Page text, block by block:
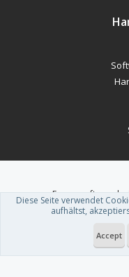
Forum software
Theme
Du betrachtest gerade:
Diese Seite verwendet
aufhältst,
Accept